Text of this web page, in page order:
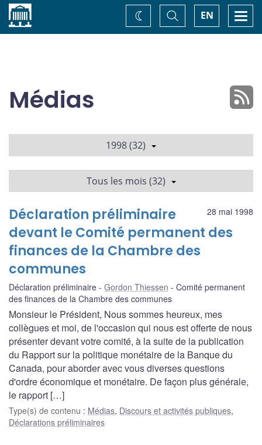
Accueil EN
Basculer
la
recherche
Changez
de
Médias
1998 (32)
Tous les mois (32)
28 mai 1998
Déclaration préliminaire
devant le Comité permanent des
finances de la Chambre des
communes
Déclaration préliminaire Gordon Thiessen
Comité permanent
des finances de la Chambre des communes
Monsieur le Président, Nous sommes heureux, mes
collègues et moi, de l'occasion qui nous est offerte de nous
présenter devant votre comité, à la suite de la publication
du Rapport sur la politique monétaire de la Banque du
Canada, pour aborder avec vous diverses questions
d'ordre économique et monétaire. De façon plus générale,
le rapport […]
Type(s) de contenu : Médias, Discours et activités publiques,
Déclarations préliminaires